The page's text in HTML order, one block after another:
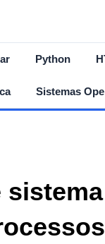
Python
Sistemas